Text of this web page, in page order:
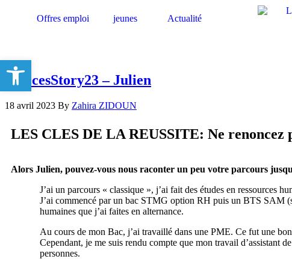
Offres emploi jeunes Actualité
#succesStory23 – Julien
18 avril 2023 By Zahira ZIDOUN
LES CLES DE LA REUSSITE: Ne renoncez
Alors Julien, pouvez-vous nous raconter un peu votre parcours
J’ai un parcours « classique », j’ai fait des études en ressources
J’ai commencé par un bac STMG option RH puis un BTS SAM
humaines que j’ai faites en alternance.
Au cours de mon Bac, j’ai travaillé dans une PME. Ce fut une
Cependant, je me suis rendu compte que mon travail d’assistant
personnes.
Ouvrir la barre d’outils